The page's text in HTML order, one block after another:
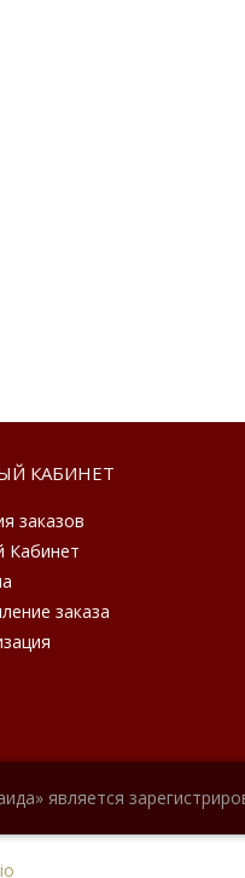
КАБИНЕТ
заказов
Кабинет
заказа
является